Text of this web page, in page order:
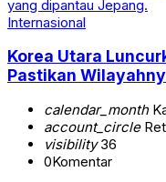
Internasional
Korea Utara
Pastikan
calendar_month
account_circle
visibility36
0Komentar